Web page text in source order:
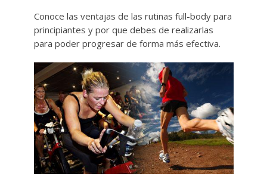
Conoce las ventajas de las rutinas full-body para
principiantes y por que debes de realizarlas
para poder progresar de forma más efectiva.